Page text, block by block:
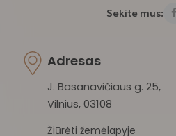
Sekite mus:
Adresas
J. Basanavičiaus g. 25,
Vilnius, 03108
Žiūrėti žemėlapyje